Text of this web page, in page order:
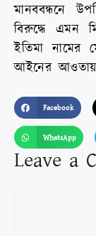
মানববন্ধনে
বিরুদ্ধে এমন
ইতিমা নামের
আইনের আওতায়
Facebook
WhatsApp
Leave a